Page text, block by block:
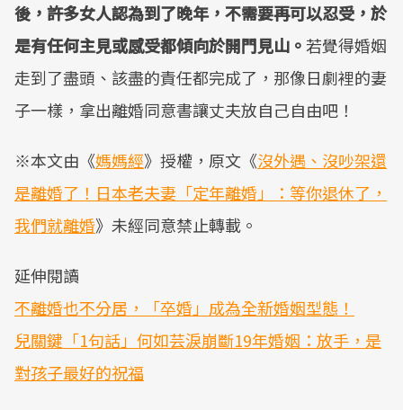
後，許多女人認為到了晚年，不需要再可以忍受，於
是有任何主見或感受都傾向於開門見山。 若覺得婚姻
走到了盡頭、該盡的責任都完成了，那像日劇裡的妻
子一樣，拿出離婚同意書讓丈夫放自己自由吧！
※本文由《媽媽經》授權，原文《沒外遇、沒吵架還
是離婚了！日本老夫妻「定年離婚」：等你退休了，
我們就離婚》未經同意禁止轉載。
延伸閱讀
不離婚也不分居，「卒婚」成為全新婚姻型態！
兒關鍵「1句話」何如芸淚崩斷19年婚姻：放手，是
對孩子最好的祝福